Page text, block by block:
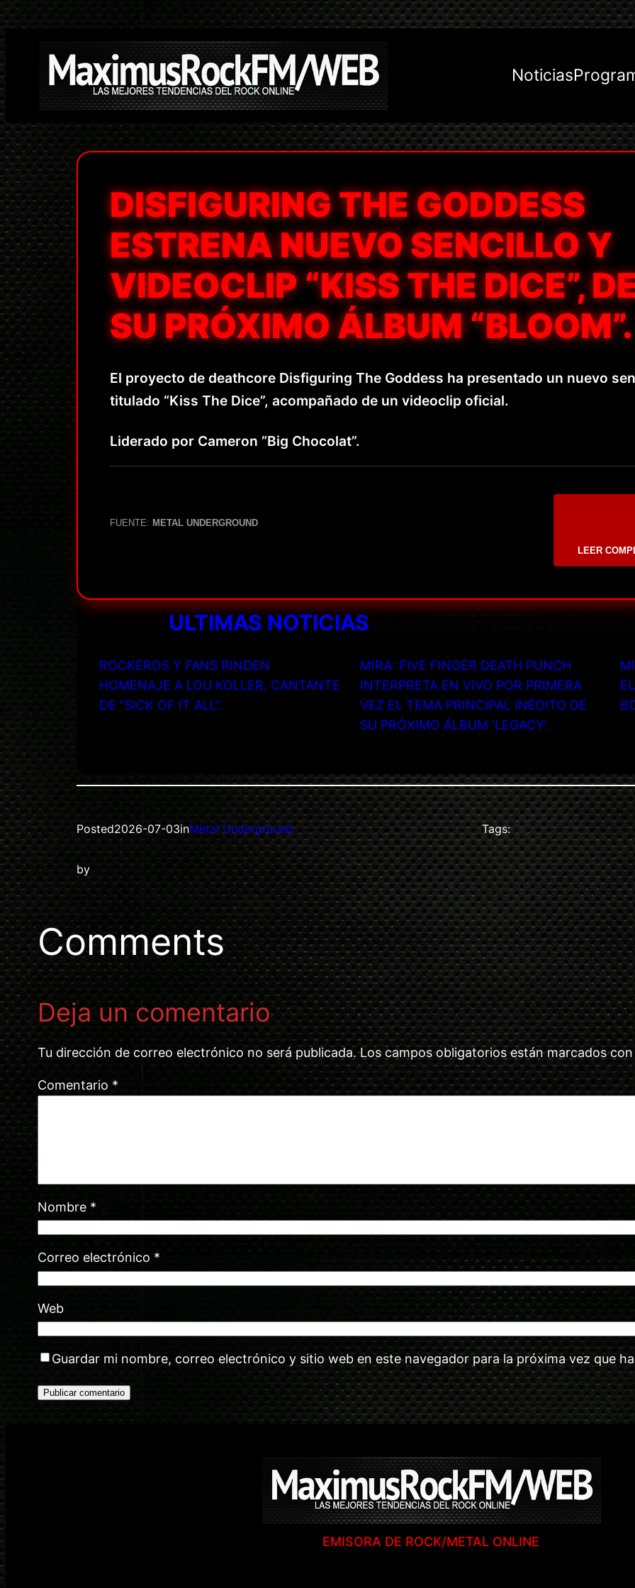
Saltar
contenido
Noticias
DISFIGURING THE GODDESS
ESTRENA NUEVO SENCILLO Y
VIDEOCLIP “KISS THE DICE”,
SU PRÓXIMO ÁLBUM “BLOOM”.
El proyecto de deathcore Disfiguring The Goddess ha presentado un nuevo
titulado “Kiss The Dice”, acompañado de un videoclip oficial.
Liderado por Cameron “Big Chocolat”.
FUENTE: METAL UNDERGROUND
LEER
ULTIMAS NOTICIAS
ROCKEROS Y FANS RINDEN
HOMENAJE A LOU KOLLER, CANTANTE
DE “SICK OF IT ALL”.
MIRA: FIVE FINGER DEATH PUNCH
INTERPRETA EN VIVO POR PRIMERA
VEZ EL TEMA PRINCIPAL INÉDITO DE
SU PRÓXIMO ÁLBUM ‘LEGACY’.
Posted2026-07-03inMetal Underground
by
Tags:
Comments
Deja un comentario
Tu dirección de correo electrónico no será publicada. Los campos obligatorios están marcados
Comentario *
Nombre *
Correo electrónico *
Web
Guardar mi nombre, correo electrónico y sitio web en este navegador para la próxima vez que
EMISORA DE ROCK/METAL ONLINE